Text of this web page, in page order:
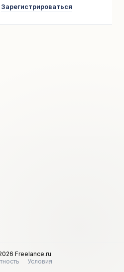
Зарегистрироваться
Freelance.ru
Условия